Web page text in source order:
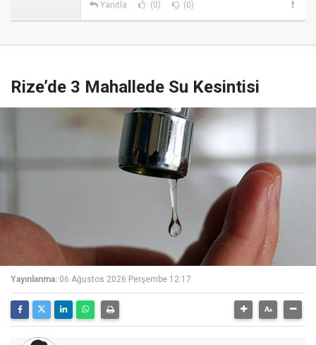
Yanıtla (0) (0)
Rize’de 3 Mahallede Su Kesintisi
Yayınlanma: 06 Ağustos 2026 Perşembe 12:17